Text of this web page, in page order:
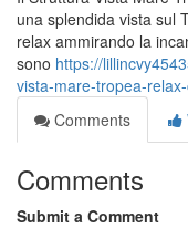
una splendida vista sul
relax ammirando la
sono https://
vista-mare-tropea-
Comments
Comments
Submit a Comment